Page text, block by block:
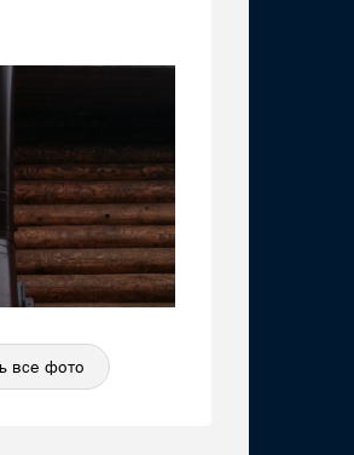
все фото